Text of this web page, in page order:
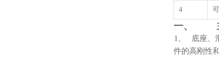
4
一、
1、
底座、
件的高刚性